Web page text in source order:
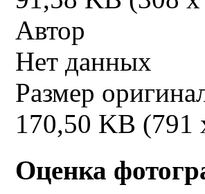
Автор
Нет данных
Размер
170,50 KB (791
Оценка